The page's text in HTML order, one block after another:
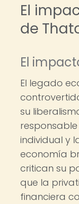
El
de
El
El legado
su
individual y
economía
critican su
que la
financiera